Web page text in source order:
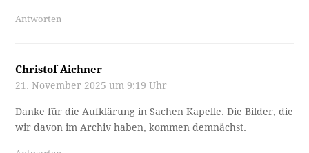
Antworten
Christof Aichner
21. November 2025 um 9:19 Uhr
Danke für die Aufklärung in Sachen Kapelle. Die Bilder, die
wir davon im Archiv haben, kommen demnächst.